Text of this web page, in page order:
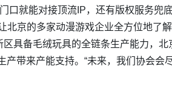
就能对接顶流IP，还有版权服务兜
京的多家动漫游戏企业全方位地了
具备毛绒玩具的全链条生产能力，
带来产能支持。“未来，我们协会会